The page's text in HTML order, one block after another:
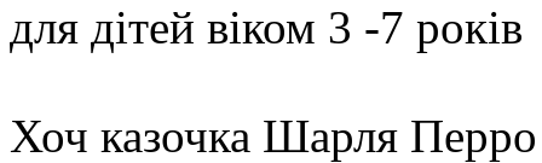
для дітей віком 3 -7 років
Хоч казочка Шарля